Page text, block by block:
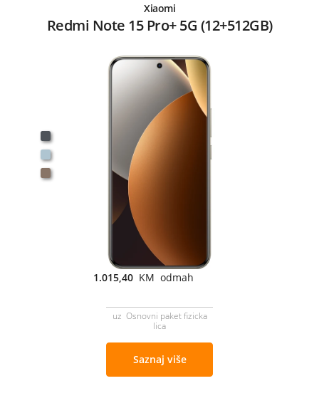
Xiaomi
Redmi Note 15 Pro+ 5G (12+512GB)
1.015,40 KM odmah
uz Osnovni paket fizicka
lica
Saznaj više